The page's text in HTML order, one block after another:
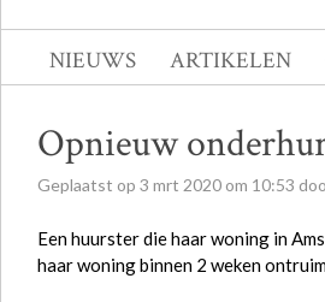
NIEUWS ARTIKELEN
Opnieuw
Geplaatst op 3 mrt 2020 om 10:53
Een huurster die haar woning in
haar woning binnen 2 weken